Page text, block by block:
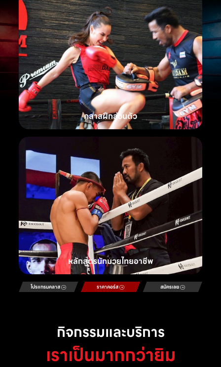
คลาสฝึกส่วนตัว
หลักสูตรนักมวยไทยอาชีพ
โปรแกรมคลาส ราคาคอร์ส สมัครเลย
กิจกรรมและบริการ
เราเป็นมากกว่ายิม